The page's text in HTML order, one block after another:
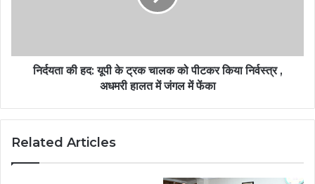
निर्दयता की हद: यूपी के ट्रक चालक को पीटकर किया निर्वस्त्र ,
अधमरी हालत में जंगल में फेंका
Related Articles